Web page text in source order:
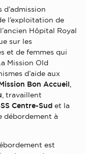
l’exploitation de
Hôpital Royal
sur les
et de femmes qui
Mission Old
d’aide aux
Bon Accueil,
, travaillent
Centre-Sud et la
débordement à
est